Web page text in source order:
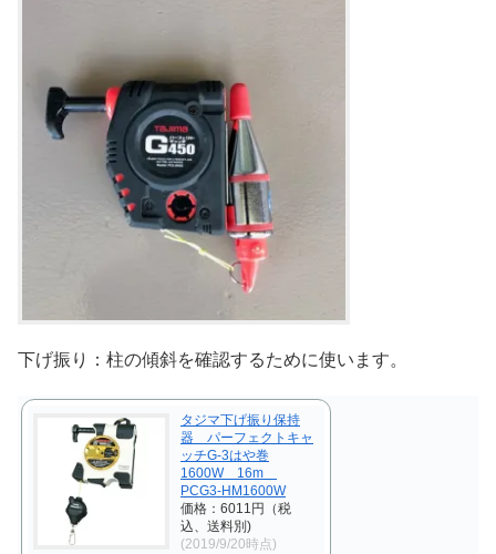
下げ振り：柱の傾斜を確認するために使います。
タジマ下げ振り保持
器 パーフェクトキャ
ッチG-3はや巻
1600W 16m
PCG3-HM1600W
価格：6011円（税
込、送料別)
(2019/9/20時点)